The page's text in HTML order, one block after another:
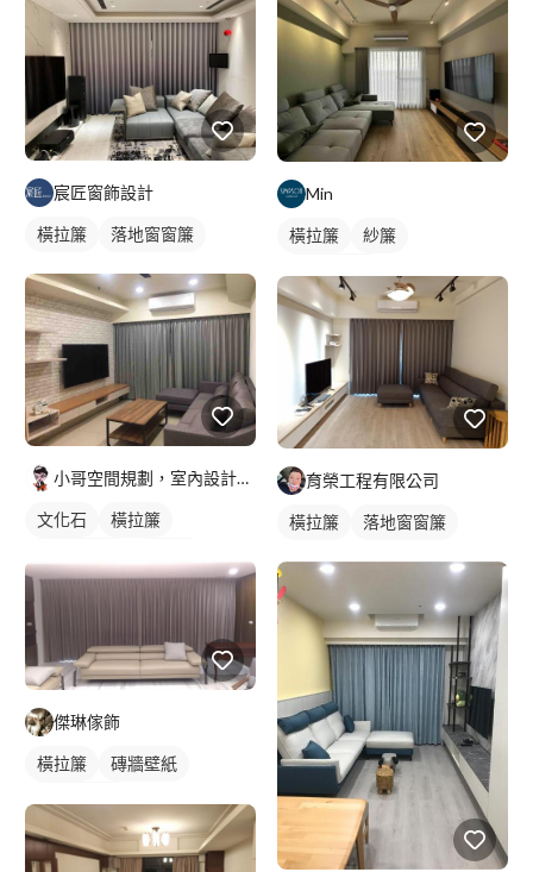
宸匠窗飾設計
橫拉簾 落地窗窗簾
小哥空間規劃，室內設計裝修，老屋翻新，房屋醫生
文化石
橫拉簾
傑琳傢飾
橫拉簾
磚牆壁紙
Min
橫拉簾
紗簾
育榮工程有限公司
橫拉簾 落地窗窗簾